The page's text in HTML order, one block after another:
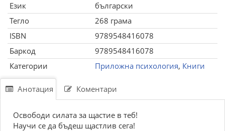
Език
български
Тегло
268 грама
ISBN
9789548416078
Баркод
9789548416078
Категории
Приложна психология, Книги
Анотация Коментари
Освободи силата за щастие в теб!
Научи се да бъдеш щастлив сега!